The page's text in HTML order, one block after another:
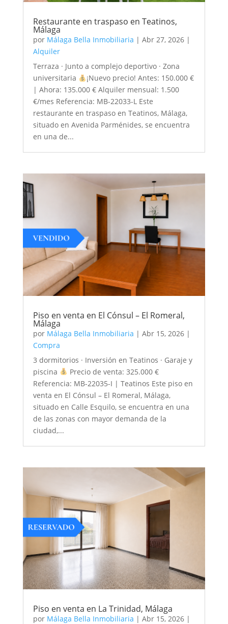
Restaurante en traspaso en Teatinos,
Málaga
por Málaga Bella Inmobiliaria | Abr 27, 2026|
Alquiler
Terraza · Junto a complejo deportivo · Zona
universitaria
¡Nuevo precio! Antes: 150.000 €
| Ahora: 135.000 € Alquiler mensual: 1.500
€/mes Referencia: MB-22033-L Este
restaurante en traspaso en Teatinos, Málaga,
situado en Avenida Parménides, se encuentra
en una de...
Piso en venta en El Cónsul – El Romeral,
Málaga
por Málaga Bella Inmobiliaria | Abr 15, 2026|
Compra
3 dormitorios · Inversión en Teatinos · Garaje y
piscina
Precio de venta: 325.000 €
Referencia: MB-22035-I | Teatinos Este piso en
venta en El Cónsul – El Romeral, Málaga,
situado en Calle Esquilo, se encuentra en una
de las zonas con mayor demanda de la
ciudad,...
Piso en venta en La Trinidad, Málaga
por Málaga Bella Inmobiliaria | Abr 15, 2026|